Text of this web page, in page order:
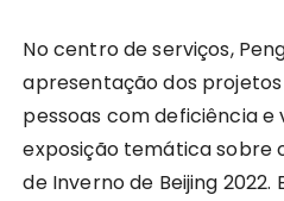
No centro de serviços,
apresentação dos
pessoas com deficiência e
exposição temática sobre
de Inverno de Beijing 2022.